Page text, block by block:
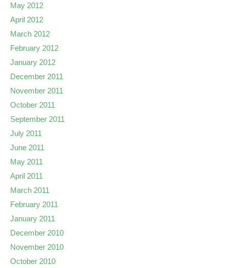
May 2012
April 2012
March 2012
February 2012
January 2012
December 2011
November 2011
October 2011
September 2011
July 2011
June 2011
May 2011
April 2011
March 2011
February 2011
January 2011
December 2010
November 2010
October 2010